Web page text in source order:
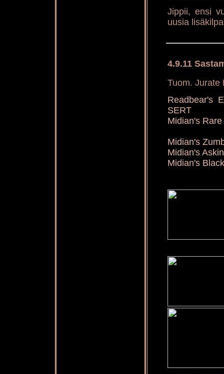
Jippii, ensi
uusia
4.9.11
Tuom. Jurate
Readbear's
SERT
Midian's
Midian's
Midian's
Midian's